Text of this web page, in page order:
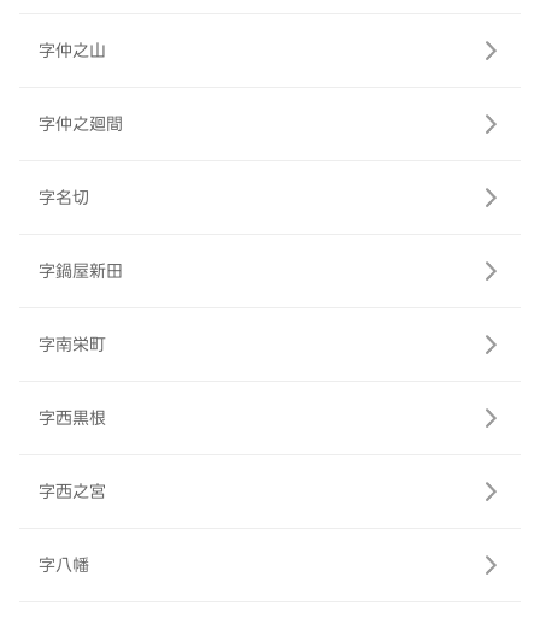
字仲之山
字仲之廻間
字名切
字鍋屋新田
字南栄町
字西黒根
字西之宮
字八幡